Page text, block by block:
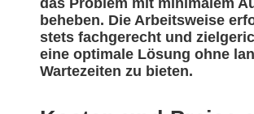
das Problem mit minimalem
beheben. Die Arbeitsweise
stets fachgerecht und
eine optimale Lösung ohne
Wartezeiten zu bieten.